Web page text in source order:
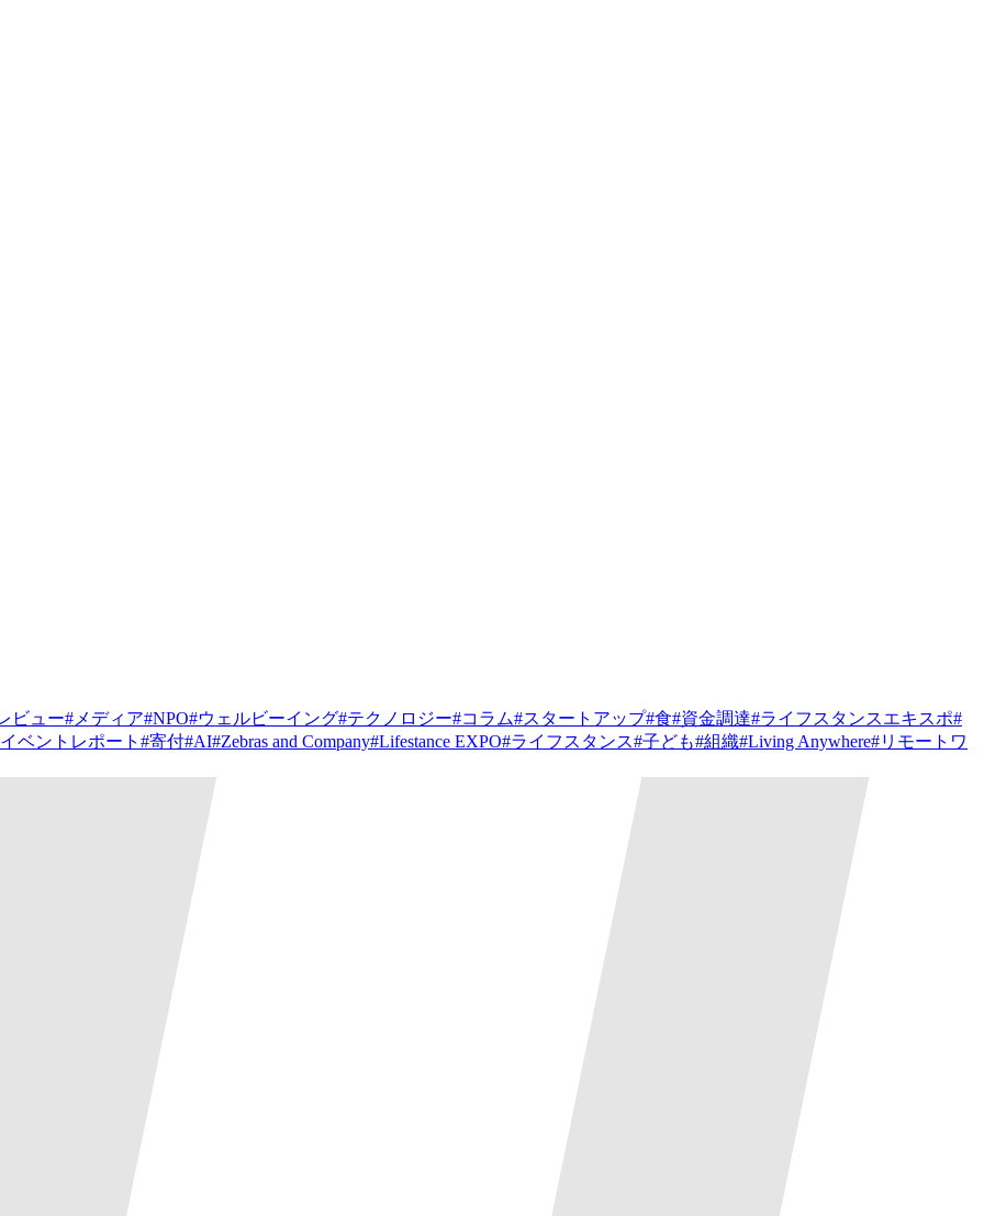
ビュー# メディア#NPO#ウェルビーイング#テクノロジー#コラム#スタートアップ#食#資金調達#ライフスタンスエキスポ#
イベントレポート #寄付#AI#Zebras and Company#Lifestance EXPO#ライフスタンス#子ども#組織#Living Anywhere#リモートワ